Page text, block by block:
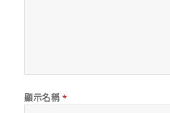
顯示名稱 *